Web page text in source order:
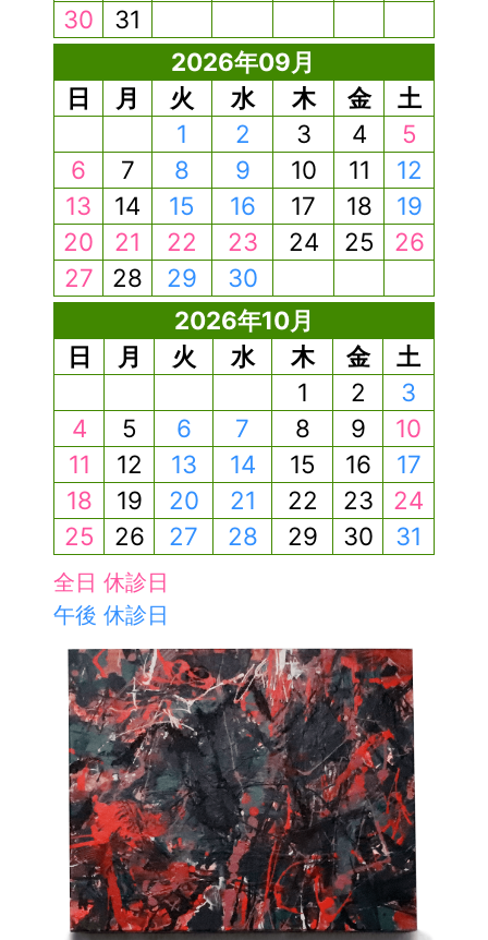
30
31
2026年09月
日
月 火 水 木 金
土
1
2 3 4
5
6
7 8 9 10 11
12
13
14 15 16 17 18
19
20
21 22 23 24 25
26
27
28 29
30
2026年10月
日
月 火 水 木 金
土
1
2
3
4
5 6 7 8 9
10
11
12 13 14 15 16
17
18
19 20 21 22 23
24
25
26 27 28 29 30 31
全日 休診日
午後 休診日